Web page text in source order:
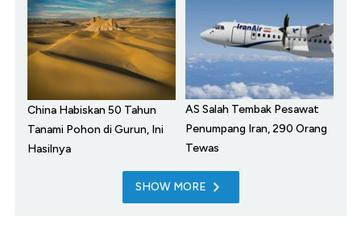
China Habiskan 50 Tahun
Tanami Pohon di Gurun, Ini
Hasilnya
AS Salah Tembak Pesawat
Penumpang Iran, 290 Orang
Tewas
SHOW MORE